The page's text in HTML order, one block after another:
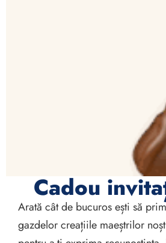
Cadou
Arată cât de bucuros ești să
gazdelor creațiile maeștrilor